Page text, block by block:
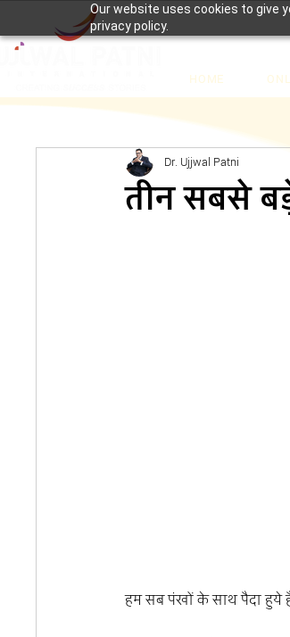
Our website uses cookies to give
privacy policy.
HOME
तीन सबसे
Dr. Ujjwal Patni
हम सब पंखों के साथ पैदा हुये